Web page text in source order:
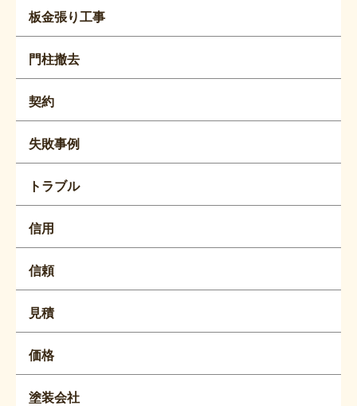
板金張り工事
門柱撤去
契約
失敗事例
トラブル
信用
信頼
見積
価格
塗装会社